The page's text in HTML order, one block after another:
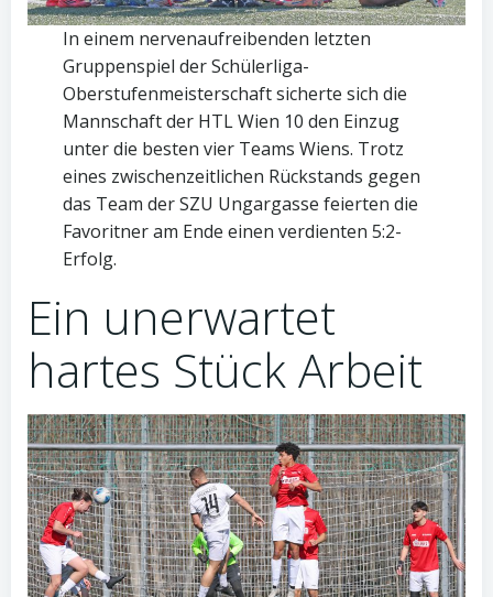
In einem nervenaufreibenden letzten
Gruppenspiel der Schülerliga-
Oberstufenmeisterschaft sicherte sich die
Mannschaft der HTL Wien 10 den Einzug
unter die besten vier Teams Wiens. Trotz
eines zwischenzeitlichen Rückstands gegen
das Team der SZU Ungargasse feierten die
Favoritner am Ende einen verdienten 5:2-
Erfolg.
Ein unerwartet
hartes Stück Arbeit